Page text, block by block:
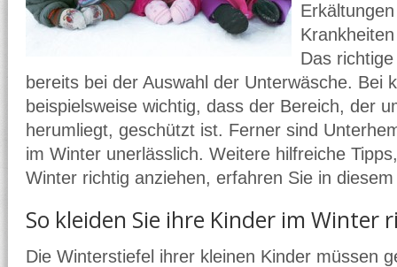
Das
bereits bei der Auswahl der Unterwäsche. Bei
beispielsweise wichtig, dass der Bereich, der
herumliegt, geschützt ist. Ferner sind
im Winter unerlässlich. Weitere hilfreiche
Winter richtig anziehen, erfahren Sie in
So kleiden Sie ihre Kinder im Winter
Die Winterstiefel ihrer kleinen Kinder müssen